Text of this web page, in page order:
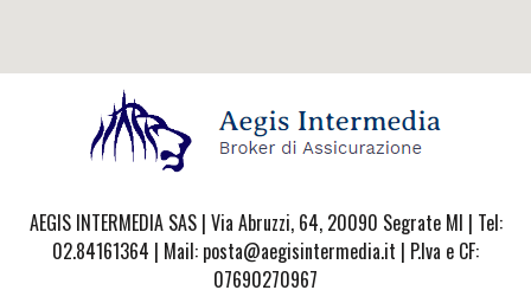
AEGIS INTERMEDIA SAS | Via Abruzzi, 64, 20090 Segrate MI | Tel:
02.84161364 | Mail: posta@aegisintermedia.it | P.Iva e CF:
07690270967